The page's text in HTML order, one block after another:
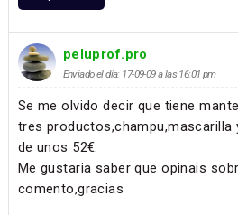
peluprof.pro
Enviado el día: 17-09-09 a las 16:01 pm
Se me olvido decir que tiene
tres productos,champu,mascarilla
de unos 52€.
Me gustaria saber que opinais
comento,gracias